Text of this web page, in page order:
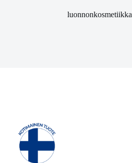
luonnonkosmetiikka